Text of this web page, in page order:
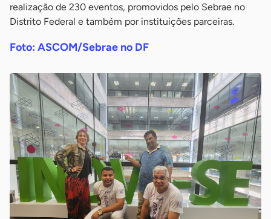
realização de 230 eventos, promovidos pelo Sebrae no
Distrito Federal e também por instituições parceiras.
Foto: ASCOM/Sebrae no DF